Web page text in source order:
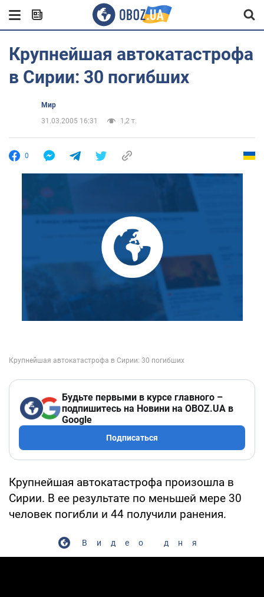
Крупнейшая автокатастрофа
в Сирии: 30 погибших
Мир
31.03.2005 16:31
1,2 т.
0
Будьте первыми в курсе главного –
подпишитесь на Новини на OBOZ.UA в
Google
Подписаться
Крупнейшая автокатастрофа произошла в
Сирии. В ее результате по меньшей мере 30
человек погибли и 44 получили ранения.
Видео дня